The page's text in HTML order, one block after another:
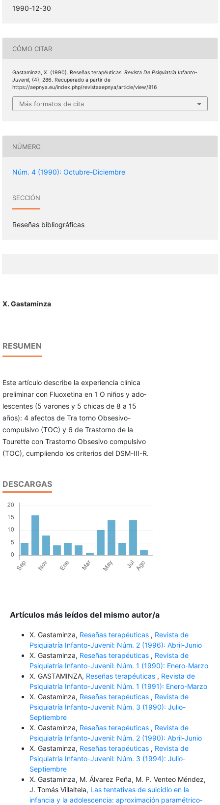
1990-12-30
CÓMO CITAR
Gastaminza, X. (1990). Reseñas terapéuticas. Revista De Psiquiatría Infanto-
Juvenil, (4), 286. Recuperado a partir de
https://aepnya.eu/index.php/revistaaepnya/article/view/816
Más formatos de cita
NÚMERO
Núm. 4 (1990): Octubre-Diciembre
SECCIÓN
Reseñas bibliográficas
X. Gastaminza
RESUMEN
Este artículo describe la experiencia clínica
preliminar con Fluoxetina en 1 O niños y ado­
lescentes (5 varones y 5 chicas de 8 a 15
años): 4 afectos de Tra torno Obsesivo-
compulsivo (TOC) y 6 de Trastorno de la
Tourette con Trastorno Obsesivo compulsivo
(TOC), cum­pliendo los criterios del DSM-III-R.
DESCARGAS
Artículos más leídos del mismo autor/a
X. Gastaminza, Reseñas terapéuticas , Revista de
Psiquiatría Infanto-Juvenil: Núm. 2 (1996): Abril-Junio
X. Gastaminza, Reseñas terapéuticas , Revista de
Psiquiatría Infanto-Juvenil: Núm. 1 (1990): Enero-Marzo
X. GASTAMINZA, Reseñas terapéuticas , Revista de
Psiquiatría Infanto-Juvenil: Núm. 1 (1991): Enero-Marzo
X. Gastaminza, Reseñas terapéuticas , Revista de
Psiquiatría Infanto-Juvenil: Núm. 3 (1990): Julio-
Septiembre
X. Gastaminza, Reseñas terapéuticas , Revista de
Psiquiatría Infanto-Juvenil: Núm. 2 (1990): Abril-Junio
X. Gastaminza, Reseñas terapéuticas , Revista de
Psiquiatría Infanto-Juvenil: Núm. 3 (1994): Julio-
Septiembre
X. Gastaminza, M. Álvarez Peña, M. P. Venteo Méndez,
J. Tomás Villaltela, Las tentativas de suicidio en la
infancia y la adolescencia: aproximación paramétrico­